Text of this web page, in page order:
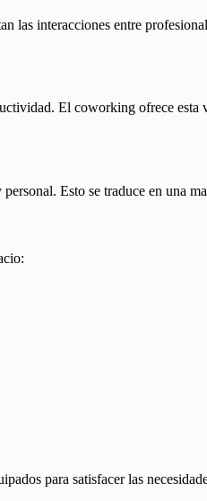
las interacciones entre
El coworking ofrece esta
Esto se traduce en una
para satisfacer las